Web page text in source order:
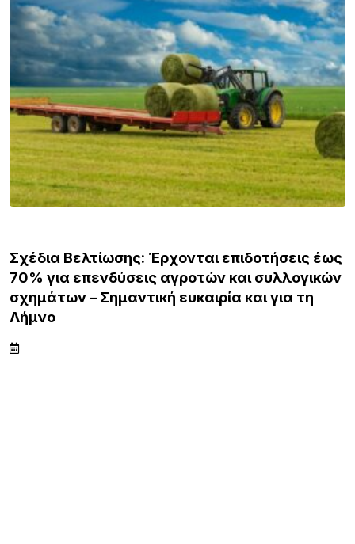
Σχέδια Βελτίωσης: Έρχονται επιδοτήσεις έως
70% για επενδύσεις αγροτών και συλλογικών
σχημάτων – Σημαντική ευκαιρία και για τη
Λήμνο